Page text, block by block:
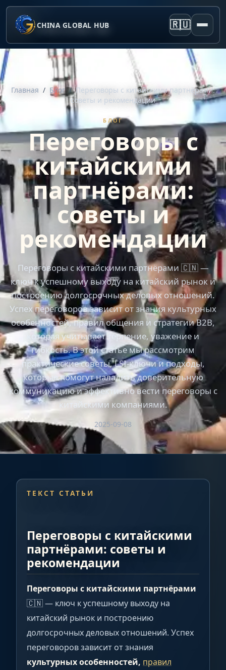
CHINA GLOBAL HUB 🇷🇺
Главная / Блог / Переговоры с китайскими партнёрами:
советы и рекомендации
БЛОГ
Переговоры с
китайскими
партнёрами:
советы и
рекомендации
Переговоры с китайскими партнёрами 🇨🇳 —
ключ к успешному выходу на китайский рынок и
построению долгосрочных деловых отношений.
Успех переговоров зависит от знания культурных
особенностей, правил общения и стратегии B2B,
которая учитывает терпение, уважение и
гибкость. В этой статье мы рассмотрим
практические советы, LSI-ключи и подходы,
которые помогут наладить доверительную
коммуникацию и эффективно вести переговоры с
китайскими компаниями.
2025-09-08
ТЕКСТ СТАТЬИ
Переговоры с китайскими
партнёрами: советы и
рекомендации
Переговоры с китайскими партнёрами
🇨🇳 — ключ к успешному выходу на
китайский рынок и построению
долгосрочных деловых отношений. Успех
переговоров зависит от знания
культурных особенностей, правил